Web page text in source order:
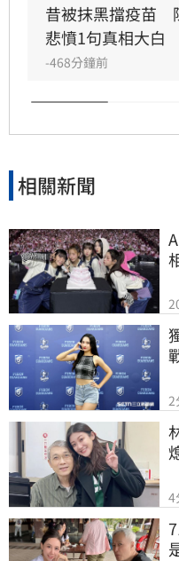
疫苗」。沈伯洋直
應針對刻意扭曲事
說明，而非以各種藉
昔被抹黑擋疫苗　
悲憤1句真相大白
-468分鐘前
相關新聞
2
4